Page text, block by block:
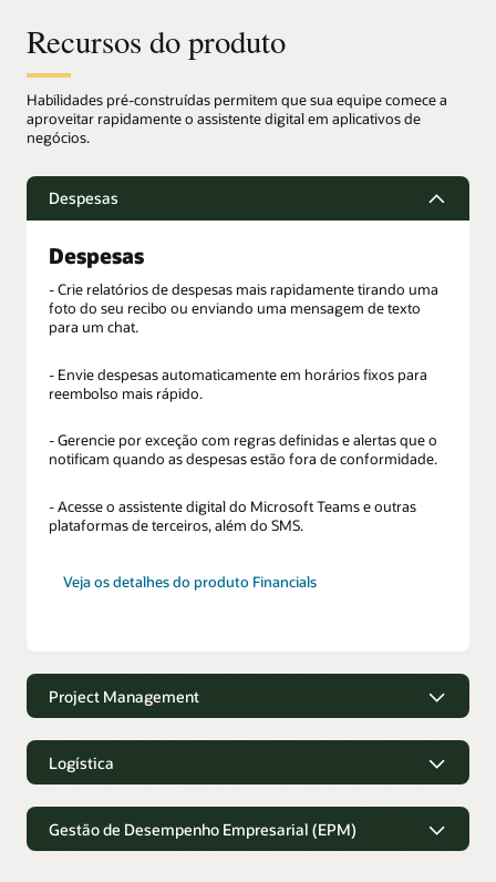
Recursos do produto
Habilidades pré-construídas permitem que sua equipe comece a
aproveitar rapidamente o assistente digital em aplicativos de
negócios.
Despesas
Despesas
- Crie relatórios de despesas mais rapidamente tirando uma
foto do seu recibo ou enviando uma mensagem de texto
para um chat.
- Envie despesas automaticamente em horários fixos para
reembolso mais rápido.
- Gerencie por exceção com regras definidas e alertas que o
notificam quando as despesas estão fora de conformidade.
- Acesse o assistente digital do Microsoft Teams e outras
plataformas de terceiros, além do SMS.
Veja os detalhes do produto Financials
Project Management
- Capture o tempo do projeto mais rapidamente com
sugestões baseadas no histórico e em tarefas planejadas.
- Gerencie o status das entregas do projeto e emita itens de
ação.
Logística
- Obtenha acesso fácil a informações de pedidos e remessas
de qualquer dispositivo.
Gestão de Desempenho Empresarial (EPM)